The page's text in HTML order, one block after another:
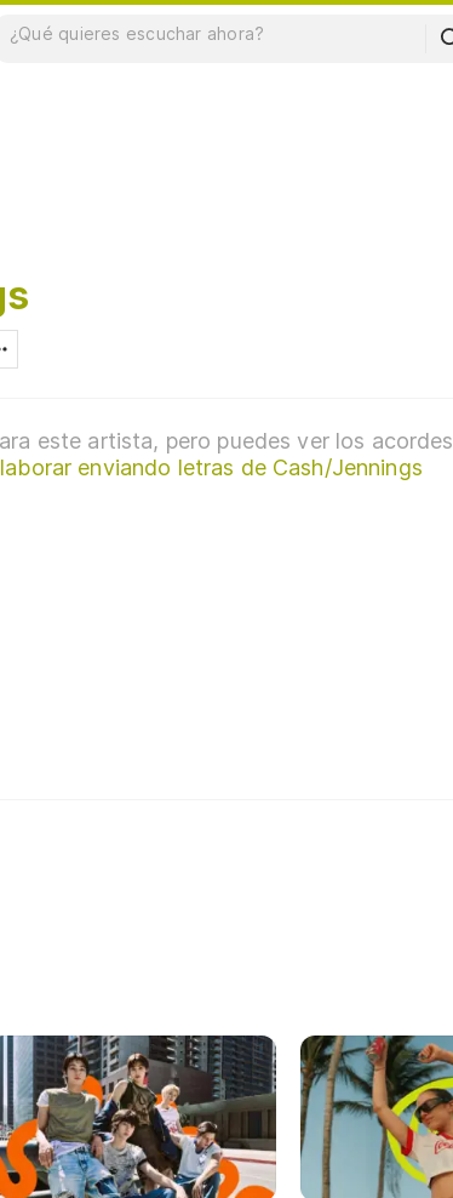
este artista, pero puedes ver los acordes
enviando letras de Cash/Jennings